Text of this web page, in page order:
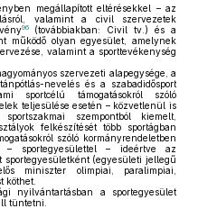
megállapított eltérésekkel – az
valamint a civil szervezetek
96(továbbiakban: Civil tv.) és a
működő olyan egyesület, amelynek
valamint a sporttevékenység
szervezeti alapegysége, a
nevelés és a szabadidősport
sportcélú támogatásokról szóló
teljesülése esetén – közvetlenül is
szempontból kiemelt,
felkészítését több sportágban
szóló kormányrendeletben
– sportegyesülettel – ideértve az
(egyesületi jellegű
miniszter olimpiai, paralimpiai,
köthet.
nyilvántartásban a sportegyesület
tüntetni.